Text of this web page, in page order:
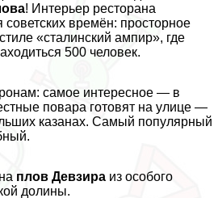
! Интерьер ресторана
времён: просторное
«сталинский ампир», где
500 человек.
самое интересное — в
повара готовят на улице —
казанах. Самый популярный
плов Девзира из особого
долины.